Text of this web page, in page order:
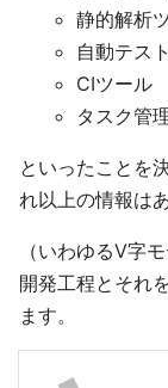
静的解析
自動テス
CIツール
タスク管
といったことを
れ以上の情報は
（いわゆるV字モ
開発工程とそれ
ます。